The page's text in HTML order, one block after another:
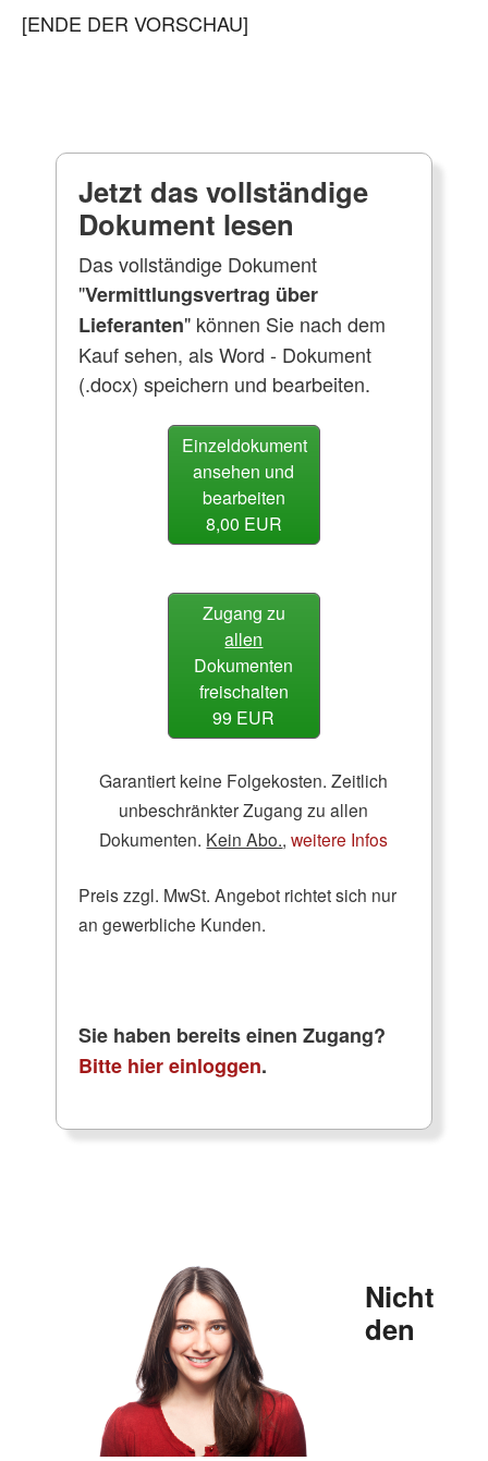
[ENDE DER VORSCHAU]
Jetzt das vollständige
Dokument lesen
Das vollständige Dokument
"Vermittlungsvertrag über
Lieferanten" können Sie nach dem
Kauf sehen, als Word - Dokument
(.docx) speichern und bearbeiten.
Einzeldokument
ansehen und
bearbeiten
8,00 EUR
Zugang zu
allen
Dokumenten
freischalten
99 EUR
Garantiert keine Folgekosten. Zeitlich
unbeschränkter Zugang zu allen
Dokumenten. Kein Abo.,weitere Infos
Preis zzgl. MwSt. Angebot richtet sich nur
an gewerbliche Kunden.
Sie haben bereits einen Zugang?
Bitte hier einloggen.
Nicht
den